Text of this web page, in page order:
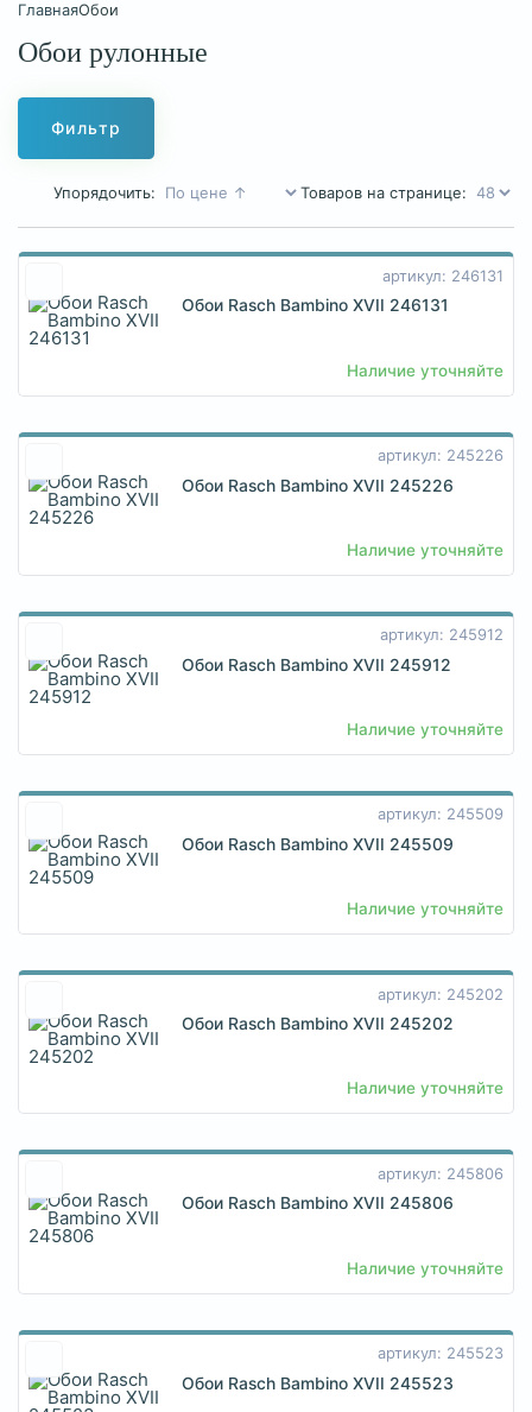
ГлавнаяОбои
Обои рулонные
Фильтр
Упорядочить: Товаров на странице:
артикул: 246131
Обои Rasch Bambino XVII 246131
Наличие уточняйте
артикул: 245226
Обои Rasch Bambino XVII 245226
Наличие уточняйте
артикул: 245912
Обои Rasch Bambino XVII 245912
Наличие уточняйте
артикул: 245509
Обои Rasch Bambino XVII 245509
Наличие уточняйте
артикул: 245202
Обои Rasch Bambino XVII 245202
Наличие уточняйте
артикул: 245806
Обои Rasch Bambino XVII 245806
Наличие уточняйте
артикул: 245523
Обои Rasch Bambino XVII 245523